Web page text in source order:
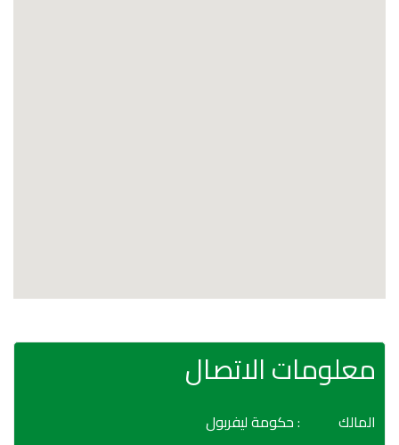
معلومات الاتصال
المالك : حكومة ليفربول